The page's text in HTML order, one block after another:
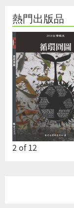
熱門出版品
2 of12